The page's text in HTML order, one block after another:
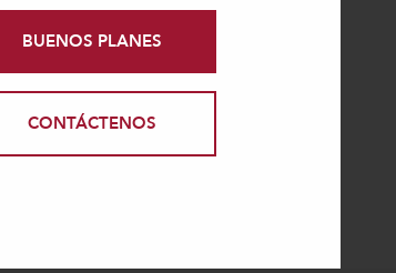
BUENOS PLANES
CONTÁCTENOS